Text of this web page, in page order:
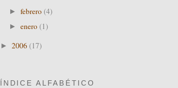
►febrero (4)
►enero (1)
► 2006 (17)
ÍNDICE ALFABÉTICO